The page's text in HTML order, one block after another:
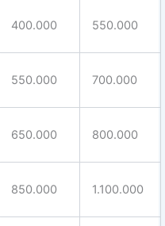
400.000 550.000
550.000 700.000
650.000 800.000
850.000 1.100.000